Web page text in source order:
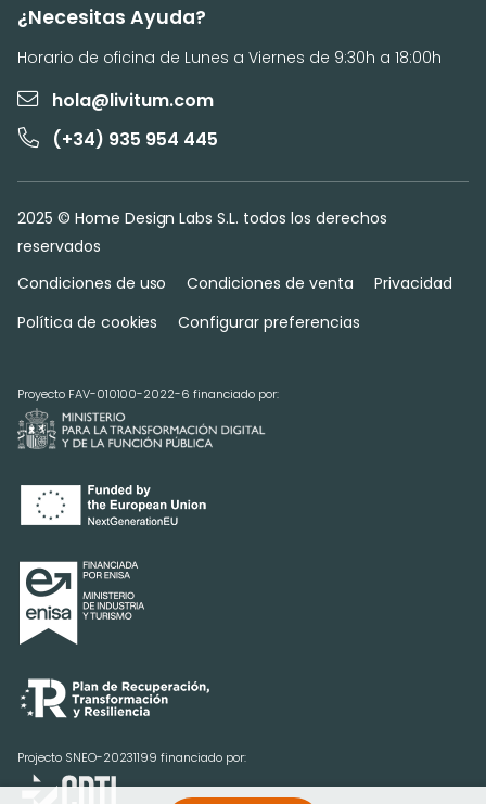
¿Necesitas Ayuda?
Horario de oficina de Lunes a Viernes de 9:30h a 18:00h
hola@livitum.com
(+34) 935 954 445
2025 © Home Design Labs S.L. todos los derechos
reservados
Condiciones de uso
Condiciones de venta
Privacidad
Política de cookies
Configurar preferencias
Proyecto FAV-010100-2022-6 financiado por:
Projecto SNEO-20231199 financiado por: